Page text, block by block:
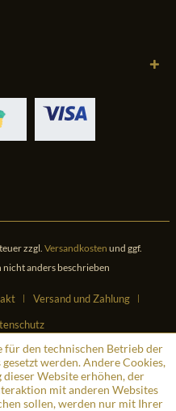
zzgl. Versandkosten und ggf.
anders beschrieben
Versand und Zahlung
für den technischen Betrieb der
werden. Andere Cookies,
Website erhöhen, der
mit anderen Websites
sollen, werden nur mit Ihrer